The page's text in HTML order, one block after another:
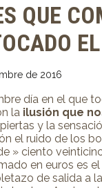
QUE
de 2016
día en el que
la ilusión que
y la
el ruido de los
» ciento
en euros es
de salida a